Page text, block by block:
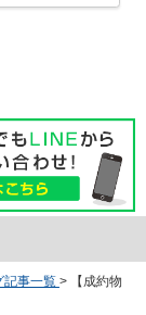
記事一覧 >
【成約物